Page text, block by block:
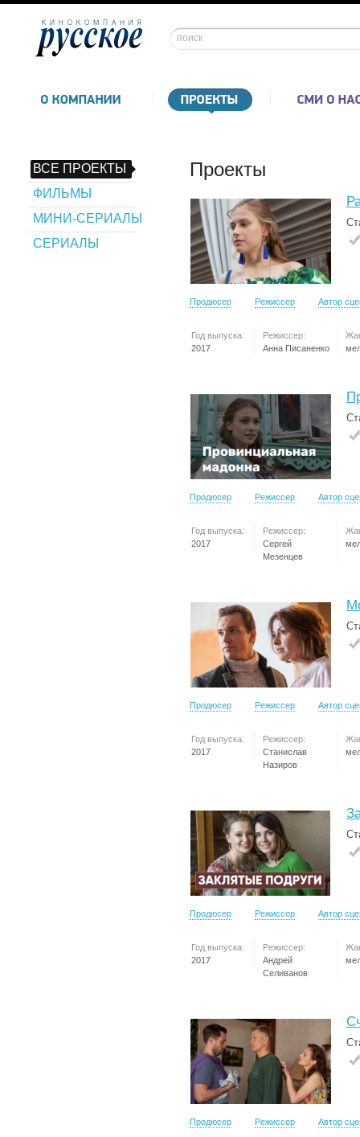
ВСЕ ПРОЕКТЫ
ФИЛЬМЫ
МИНИ-СЕРИАЛЫ
СЕРИАЛЫ
Проекты
Продюсер Режиссер Автор
Год выпуска:
2017
Режиссер:
Анна Писаненко
Продюсер Режиссер Автор
Год выпуска:
2017
Режиссер:
Сергей
Мезенцев
Продюсер Режиссер Автор
Год выпуска:
2017
Режиссер:
Станислав
Назиров
Продюсер Режиссер Автор
Год выпуска:
2017
Режиссер:
Андрей
Селиванов
Продюсер Режиссер Автор